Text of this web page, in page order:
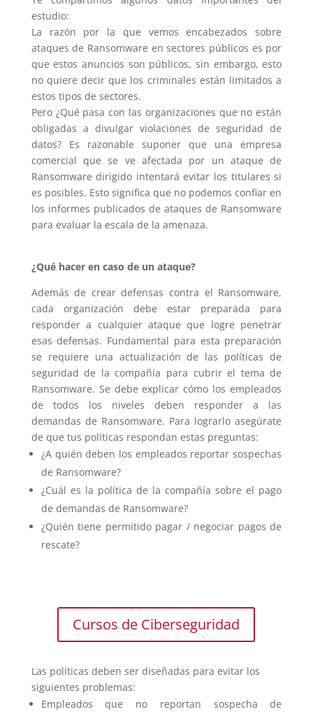
estudio:
La razón por la que vemos encabezados sobre
ataques de Ransomware en sectores públicos es por
que estos anuncios son públicos, sin embargo, esto
no quiere decir que los criminales están limitados a
estos tipos de sectores.
Pero ¿Qué pasa con las organizaciones que no están
obligadas a divulgar violaciones de seguridad de
datos? Es razonable suponer que una empresa
comercial que se ve afectada por un ataque de
Ransomware dirigido intentará evitar los titulares si
es posibles. Esto significa que no podemos confiar en
los informes publicados de ataques de Ransomware
para evaluar la escala de la amenaza.
¿Qué hacer en caso de un ataque?
Además de crear defensas contra el Ransomware,
cada organización debe estar preparada para
responder a cualquier ataque que logre penetrar
esas defensas. Fundamental para esta preparación
se requiere una actualización de las políticas de
seguridad de la compañía para cubrir el tema de
Ransomware. Se debe explicar cómo los empleados
de todos los niveles deben responder a las
demandas de Ransomware. Para lograrlo asegúrate
de que tus políticas respondan estas preguntas:
¿A quién deben los empleados reportar sospechas
de Ransomware?
¿Cuál es la política de la compañía sobre el pago
de demandas de Ransomware?
¿Quién tiene permitido pagar / negociar pagos de
rescate?
Cursos de Ciberseguridad
Las políticas deben ser diseñadas para evitar los
siguientes problemas:
Empleados que no reportan sospecha de